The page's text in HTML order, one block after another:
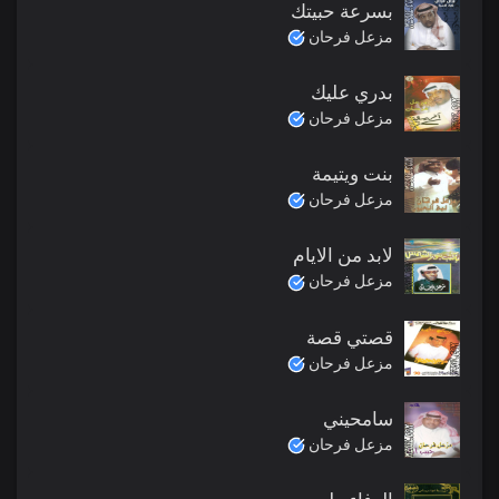
بسرعة حبيتك
مزعل فرحان
بدري عليك
مزعل فرحان
بنت ويتيمة
مزعل فرحان
لابد من الايام
مزعل فرحان
قصتي قصة
مزعل فرحان
سامحيني
مزعل فرحان